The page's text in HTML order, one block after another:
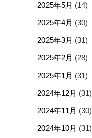
2025年5月 (14)
2025年4月 (30)
2025年3月 (31)
2025年2月 (28)
2025年1月 (31)
2024年12月 (31)
2024年11月 (30)
2024年10月 (31)